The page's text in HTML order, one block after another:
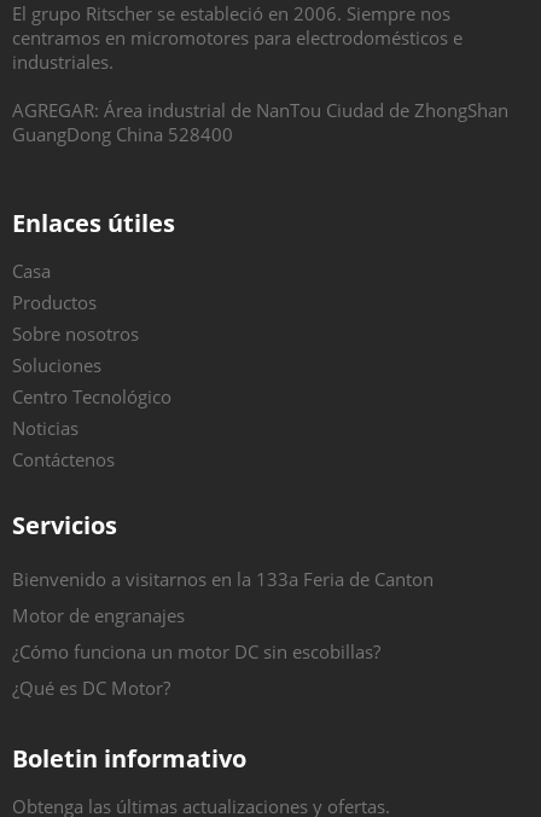
El grupo Ritscher se estableció en 2006. Siempre nos
centramos en micromotores para electrodomésticos e
industriales.
AGREGAR: Área industrial de NanTou Ciudad de ZhongShan
GuangDong China 528400
Enlaces útiles
Casa
Productos
Sobre nosotros
Soluciones
Centro Tecnológico
Noticias
Contáctenos
Servicios
Bienvenido a visitarnos en la 133a Feria de Canton
Motor de engranajes
¿Cómo funciona un motor DC sin escobillas?
¿Qué es DC Motor?
Boletin informativo
Obtenga las últimas actualizaciones y ofertas.